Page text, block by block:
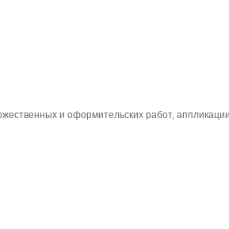
и оформительских работ,